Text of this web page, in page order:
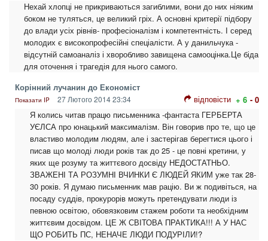
Нехай хлопці не прикриваються загиблими, вони до них ніяким
боком не туляться, це великий гріх. А основні критерії підбору
до влади усіх рівнів- професіоналізм і компетентність. І серед
молодих є високопрофесійні спеціалісти. А у данильчука -
відсутній самоаналіз і хворобливо завищена самооцінка.Це біда
для оточення і трагедія для нього самого.
Корінний лучанин до Економіст
Показати IP 27 Лютого 2014 23:34 відповісти + 6 - 0
Я колись читав працю письменника -фантаста ГЕРБЕРТА
УЄЛСА про юнацький максималізм. Він говорив про те, що це
властиво молодим людям, але і застерігав берегтися цього і
писав що молоді люди років так до 25 - це повні кретини, у
яких ще розуму та життєвого досвіду НЕДОСТАТНЬО.
ЗВАЖЕНІ ТА РОЗУМНІ ВЧИНКИ Є ЛЮДЕЙ ЯКИМ уже так 28-
30 років. Я думаю письменник мав рацію. Ви ж подивіться, на
посаду суддів, прокурорів можуть претендувати люди із
певною освітою, обовязковим стажем роботи та необхідним
життєвим досвідом. ЦЕ Ж СВІТОВА ПРАКТИКА!!! А У НАС
ЩО РОБИТЬ ПС, НЕНАЧЕ ЛЮДИ ПОДУРІЛИ!?